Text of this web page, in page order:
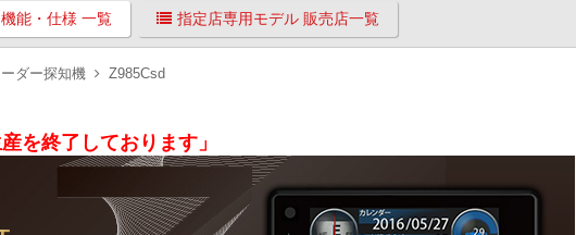
機能・仕様 一覧 指定店専用モデル 販売店一覧
ーダー探知機 Z985Csd
を終了しております」